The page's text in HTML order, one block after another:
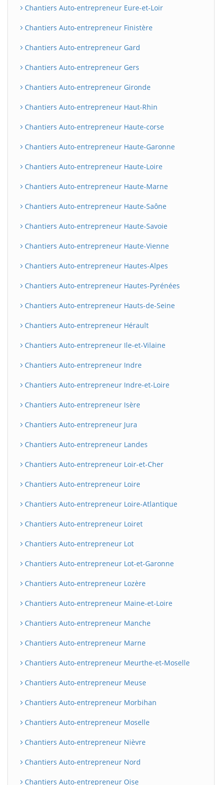
Chantiers Auto-entrepreneur Eure-et-Loir
Chantiers Auto-entrepreneur Finistère
Chantiers Auto-entrepreneur Gard
Chantiers Auto-entrepreneur Gers
Chantiers Auto-entrepreneur Gironde
Chantiers Auto-entrepreneur Haut-Rhin
Chantiers Auto-entrepreneur Haute-corse
Chantiers Auto-entrepreneur Haute-Garonne
Chantiers Auto-entrepreneur Haute-Loire
Chantiers Auto-entrepreneur Haute-Marne
Chantiers Auto-entrepreneur Haute-Saône
Chantiers Auto-entrepreneur Haute-Savoie
Chantiers Auto-entrepreneur Haute-Vienne
Chantiers Auto-entrepreneur Hautes-Alpes
Chantiers Auto-entrepreneur Hautes-Pyrénées
Chantiers Auto-entrepreneur Hauts-de-Seine
Chantiers Auto-entrepreneur Hérault
Chantiers Auto-entrepreneur Ile-et-Vilaine
Chantiers Auto-entrepreneur Indre
Chantiers Auto-entrepreneur Indre-et-Loire
Chantiers Auto-entrepreneur Isère
Chantiers Auto-entrepreneur Jura
Chantiers Auto-entrepreneur Landes
Chantiers Auto-entrepreneur Loir-et-Cher
Chantiers Auto-entrepreneur Loire
Chantiers Auto-entrepreneur Loire-Atlantique
Chantiers Auto-entrepreneur Loiret
Chantiers Auto-entrepreneur Lot
Chantiers Auto-entrepreneur Lot-et-Garonne
Chantiers Auto-entrepreneur Lozère
Chantiers Auto-entrepreneur Maine-et-Loire
Chantiers Auto-entrepreneur Manche
Chantiers Auto-entrepreneur Marne
Chantiers Auto-entrepreneur Meurthe-et-Moselle
Chantiers Auto-entrepreneur Meuse
Chantiers Auto-entrepreneur Morbihan
Chantiers Auto-entrepreneur Moselle
Chantiers Auto-entrepreneur Nièvre
Chantiers Auto-entrepreneur Nord
Chantiers Auto-entrepreneur Oise